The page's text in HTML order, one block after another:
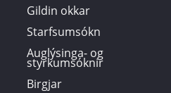
Gildin okkar
Starfsumsókn
Auglýsinga- og
styrkumsóknir
Birgjar